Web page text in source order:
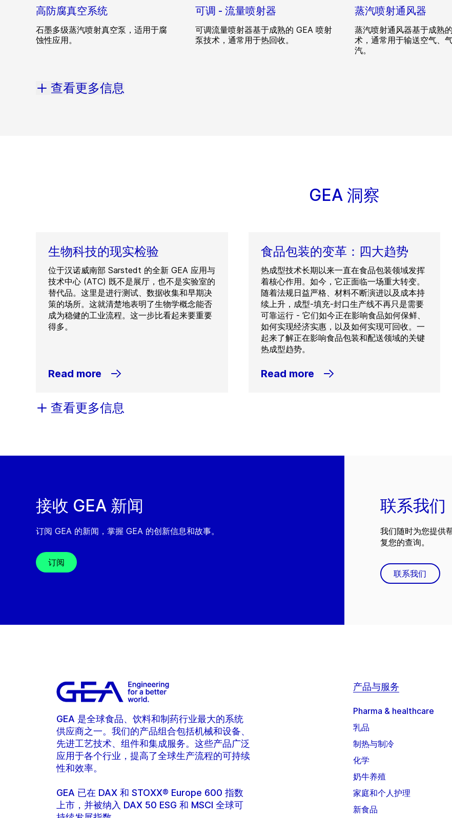
高防腐真空系统
石墨多级蒸汽喷射真空泵，适用于腐
蚀性应用。
可调 - 流量喷射器
可调流量喷射器基于成熟的 GEA 喷射
泵技术，通常用于热回收。
蒸汽喷射通风器
蒸汽喷射通风器基于成熟
术，通常用于输送空气、
汽。
查看更多信息
GEA 洞察
生物科技的现实检验
位于汉诺威南部 Sarstedt 的全新 GEA 应用与
技术中心 (ATC) 既不是展厅，也不是实验室的
替代品。这里是进行测试、数据收集和早期决
策的场所。这就清楚地表明了生物学概念能否
成为稳健的工业流程。这一步比看起来要重要
得多。
Read more
食品包装的变革：四大趋势
热成型技术长期以来一直在食品包装领域发挥
着核心作用。如今，它正面临一场重大转变。
随着法规日益严格、材料不断演进以及成本持
续上升，成型-填充-封口生产线不再只是需要
可靠运行 - 它们如今正在影响食品如何保鲜、
如何实现经济实惠，以及如何实现可回收。一
起来了解正在影响食品包装和配送领域的关键
热成型趋势。
Read more
查看更多信息
接收 GEA 新闻
订阅 GEA 的新闻，掌握 GEA 的创新信息和故事。
订阅
联系我们
我们随时为您提供
复您的查询。
联系我们
GEA 是全球食品、饮料和制药行业最大的系统
供应商之一。我们的产品组合包括机械和设备、
先进工艺技术、组件和集成服务。这些产品广泛
应用于各个行业，提高了全球生产流程的可持续
性和效率。
GEA 已在 DAX 和 STOXX® Europe 600 指数
上市，并被纳入 DAX 50 ESG 和 MSCI 全球可
产品与服务
Pharma & healthcare
乳品
制热与制冷
化学
奶牛养殖
家庭和个人护理
新食品